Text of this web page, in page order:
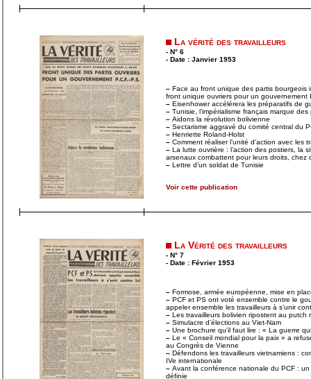
La vérité des travailleurs
- N° 6
- Date : Janvier 1953
– Face au front unique des partis bourgeois
front unique ouvriers pour un gouvernement
– Eisenhower accélérera les préparatifs de
– Tunisie, l’impérialisme français marque
– Aidons la révolution bolivienne
– Sectarisme aggravé du comité central du
– Henriette Roland-Holst
– Comment réaliser l’unité d’action avec les
– La lutte ouvrière : l’action des postiers, la
arsenaux combattent pour leurs droits,
– Lettre d’un soldat de Tunisie
Voir cette publication
La Vérité des travailleurs
- N° 7
- Date : Février 1953
– Formose, armée européenne, mise en
– PCF et PS ont voté ensemble contre le
appeler ensemble les travailleurs à s’unir
– Les travailleurs bolivien ripostent au putch
– Simulacre d’élections au Viet-Nam
– Une brochure qu’il faut lire : « La guerre
– Le « Conseil mondial pour la paix » a
au Congrès de Vienne
– Défendons les travailleurs vietnamiens :
IVe internationale
– Avant la conférence nationale du PCF :
définie